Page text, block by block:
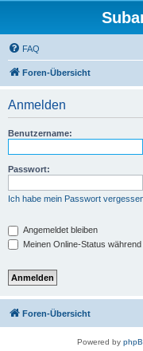
FAQ
Foren-Übersicht
Anmelden
Benutzername:
Passwort:
Ich habe mein Passwort
Angemeldet bleiben
Meinen Online-Status
Foren-Übersicht
Powered by